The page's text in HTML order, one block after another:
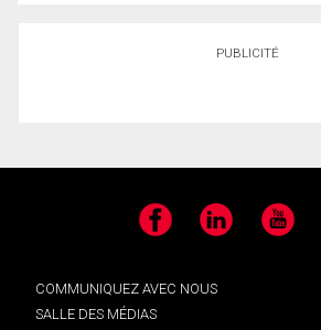
PUBLICITÉ
Facebook LinkedIn YouTube
COMMUNIQUEZ AVEC NOUS
SALLE DES MÉDIAS